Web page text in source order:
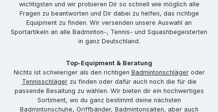
wichtigsten und wir probieren Dir so schnell wie möglich alle
Fragen zu beantworten und Dir dabei zu helfen, das richtige
Equipment zu finden. Wir versenden unsere Auswahl an
Sportartikeln an alle Badminton-, Tennis- und Squashbegeisterten
in ganz Deutschland.
Top-Equipment & Beratung
Nichts ist schwieriger als den richtigen Badmintonschlägeroder
Tennisschlägerzu finden oder dafür auch noch die für die
passende Besaitung zu wählen. Wir bieten dir ein hochwertiges
Sortiment, wo du ganz bestimmt deine nächsten
Badmintonschuhe, Griffbänder, Badmintonsaiten, aber auch